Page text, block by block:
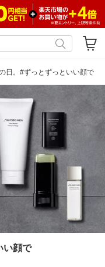
日。#ずっとずっといい顔で
い顔で